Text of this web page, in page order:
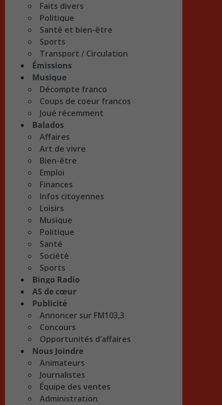
Faits divers
Politique
Santé et bien-être
Sports
Transport / Circulation
Émissions
Musique
Décompte franco
Coups de coeur francos
Joué récemment
Balados
Affaires
Art de vivre
Bien-être
Emploi
Finances
Infos citoyennes
Loisirs
Musique
Politique
Santé
Société
Sports
Bingo Radio
AS de cœur
Publicité
Annoncer sur FM103,3
Concours
Opportunités d’affaires
Nous Joindre
Animateurs
Journalistes
Équipe des ventes
Administration